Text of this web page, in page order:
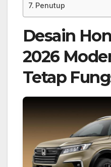
Penutup
Desain
2026
Tetap